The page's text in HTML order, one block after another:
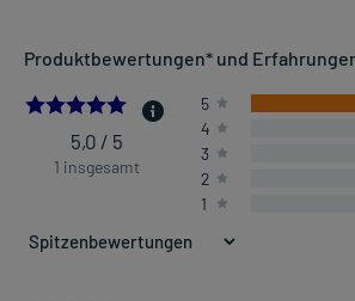
Produktbewertungen* und
5.0
5,0 / 5
1 insgesamt
5
4
3
2
1